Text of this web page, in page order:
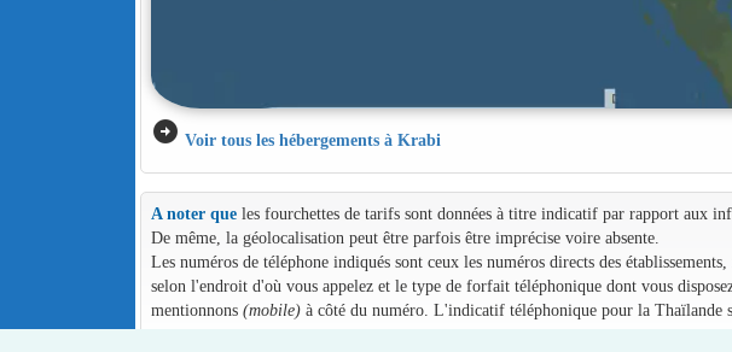
arrow_circle_right Voir tous les hébergements à Krabi
A noter queles fourchettes de tarifs sont données à titre indicatif par rapport aux
De même, la géolocalisation peut être parfois être imprécise voire absente.
Les numéros de téléphone indiqués sont ceux les numéros directs des
selon l'endroit d'où vous appelez et le type de forfait téléphonique dont vous
mentionnons (mobile)à côté du numéro. L'indicatif téléphonique pour la Thaïlande